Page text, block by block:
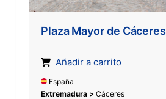
Plaza Mayor de Cáceres
Añadir a carrito
España
Extremadura > Cáceres